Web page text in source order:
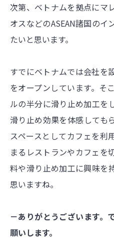
次第、ベトナムを拠点にマ
オスなどのASEAN諸国のイ
たいと思います。
すでにベトナムでは会社を
をオープンしています。そ
ルの半分に滑り止め加工を
滑り止め効果を体感しても
スペースとしてカフェを利
まるレストランやカフェを
料や滑り止め加工に興味を
思いますね。
－ありがとうございます。
願いします。